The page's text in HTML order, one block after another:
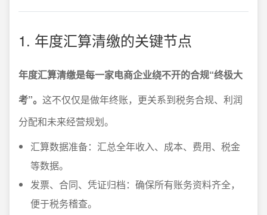
1. 年度汇算清缴的关键节点
年度汇算清缴是每一家电商企业绕不开的合规“终极大
考”。 这不仅仅是做年终账，更关系到税务合规、利润
分配和未来经营规划。
汇算数据准备：汇总全年收入、成本、费用、税金
等数据。
发票、合同、凭证归档：确保所有账务资料齐全，
便于税务稽查。